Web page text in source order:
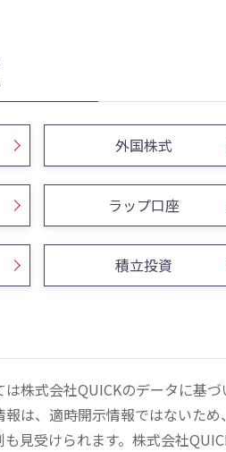
外国株式
ラップ口座
積立投資
株式会社QUICKのデータに基
は、適時開示情報ではないた
見受けられます。株式会社